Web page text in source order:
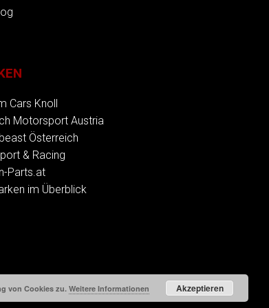
Cars Knoll
Motorsport Austria
Österreich
& Racing
Parts.at
im Überblick
von Cookies zu.Weitere Informationen Akzeptieren